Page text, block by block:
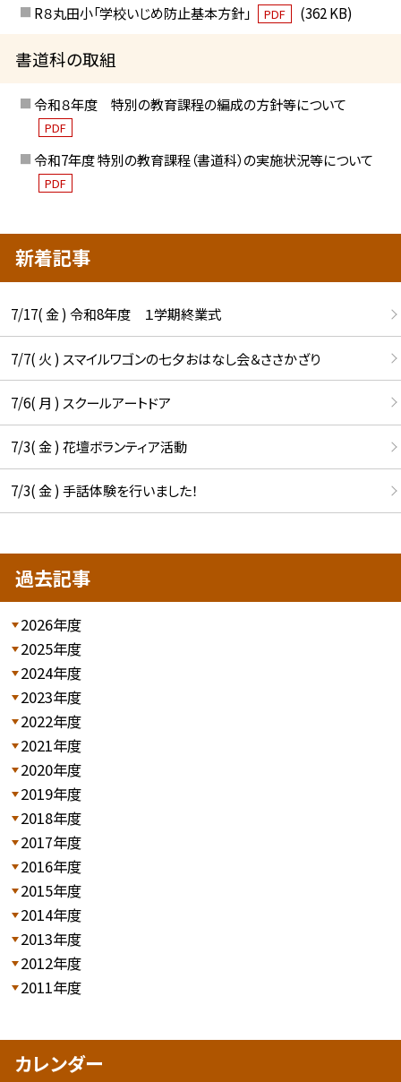
R８丸田小「学校いじめ防止基本方針」 PDF (362 KB)
書道科の取組
令和８年度 特別の教育課程の編成の方針等について
PDF
令和7年度 特別の教育課程（書道科）の実施状況等について
PDF
新着記事
7/17( 金 ) 令和8年度 １学期終業式
7/7( 火 ) スマイルワゴンの七夕おはなし会＆ささかざり
7/6( 月 ) スクールアートドア
7/3( 金 ) 花壇ボランティア活動
7/3( 金 ) 手話体験を行いました！
過去記事
2026年度
2025年度
2024年度
2023年度
2022年度
2021年度
2020年度
2019年度
2018年度
2017年度
2016年度
2015年度
2014年度
2013年度
2012年度
2011年度
カレンダー